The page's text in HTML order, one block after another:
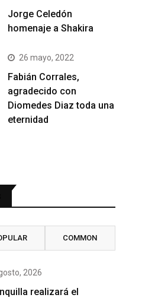
Jorge Celedón
homenaje a Shakira
26 mayo, 2022
Fabián Corrales,
agradecido con
Diomedes Diaz toda una
eternidad
COMMON
2026
realizará el